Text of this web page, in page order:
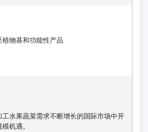
植物基和功能性产品
工水果蔬菜需求不断增长的国际市场中开
机遇。